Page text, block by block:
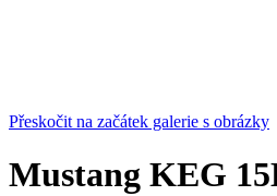
Přeskočit na začátek galerie s obrázky
Mustang KEG